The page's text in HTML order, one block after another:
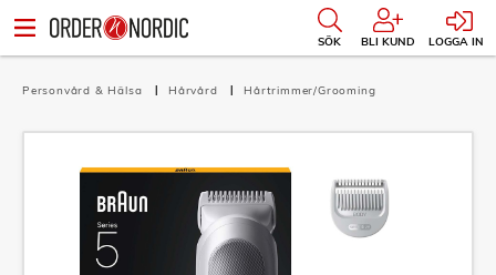
SÖK BLI KUND LOGGA IN
Personvård & Hälsa Hårvård Hårtrimmer/Grooming